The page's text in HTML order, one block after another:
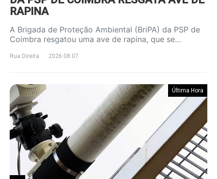
RAPINA
A Brigada de Proteção Ambiental (BriPA) da PSP de
Coimbra resgatou uma ave de rapina, que se…
Rua Direita 2026.08.07
Última Hora